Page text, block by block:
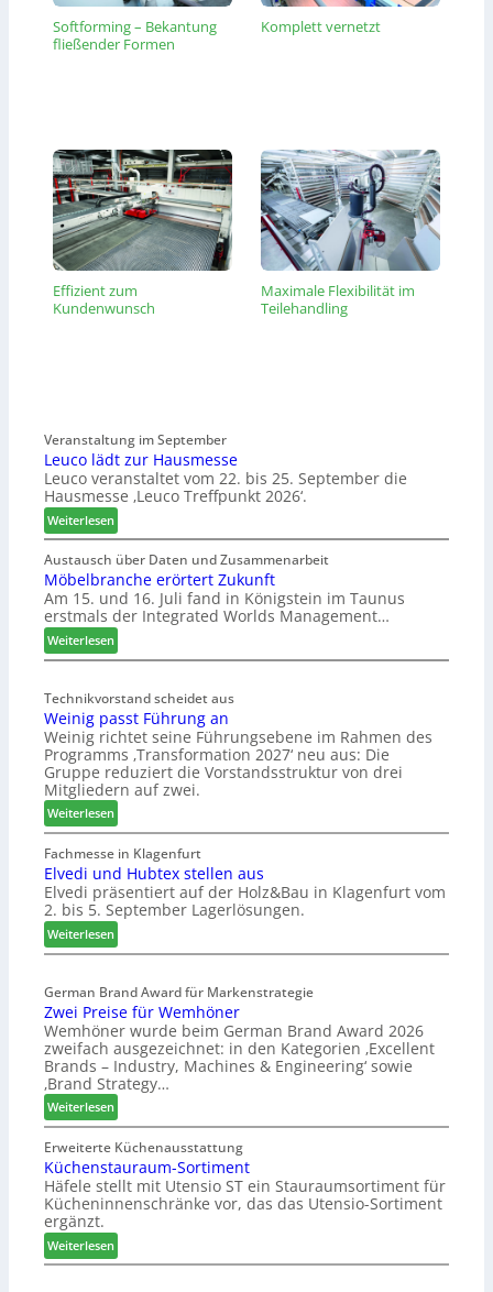
Softforming – Bekantung
fließender Formen
Komplett vernetzt
Effizient zum
Kundenwunsch
Maximale Flexibilität im
Teilehandling
Veranstaltung im September
Leuco lädt zur Hausmesse
Leuco veranstaltet vom 22. bis 25. September die
Hausmesse ‚Leuco Treffpunkt 2026‘.
Weiterlesen:
L
e
u
c
o
ä
t
z
u
r
H
a
u
s
m
e
s
s
e
Austausch über Daten und Zusammenarbeit
Möbelbranche erörtert Zukunft
Am 15. und 16. Juli fand in Königstein im Taunus
erstmals der Integrated Worlds Management…
Weiterlesen:
M
b
e
l
b
r
a
n
c
h
e
e
r
ö
r
e
r
t
Z
u
k
u
f
t
Technikvorstand scheidet aus
Weinig passt Führung an
Weinig richtet seine Führungsebene im Rahmen des
Programms ‚Transformation 2027‘ neu aus: Die
Gruppe reduziert die Vorstandsstruktur von drei
Mitgliedern auf zwei.
Weiterlesen:
W
e
i
n
i
p
s
s
t
F
ü
h
r
u
n
g
a
n
Fachmesse in Klagenfurt
Elvedi und Hubtex stellen aus
Elvedi präsentiert auf der Holz&Bau in Klagenfurt vom
2. bis 5. September Lagerlösungen.
Weiterlesen:
E
v
e
d
i
u
n
d
H
u
b
t
e
x
s
t
German Brand Award für Markenstrategie
Zwei Preise für Wemhöner
Wemhöner wurde beim German Brand Award 2026
zweifach ausgezeichnet: in den Kategorien ‚Excellent
Brands – Industry, Machines & Engineering‘ sowie
‚Brand Strategy…
Weiterlesen:
Z
w
e
i
P
e
i
Erweiterte Küchenausstattung
Küchenstauraum-Sortiment
Häfele stellt mit Utensio ST ein Stauraumsortiment für
Kücheninnenschränke vor, das das Utensio-Sortiment
ergänzt.
Weiterlesen:
K